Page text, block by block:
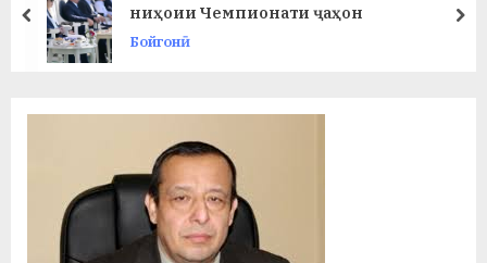
ниҳоии Чемпионати ҷаҳон
Бойгонӣ
prev